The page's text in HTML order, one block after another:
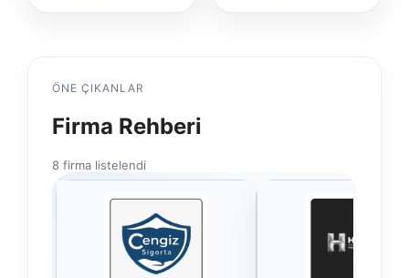
ÖNE ÇIKANLAR
Firma Rehberi
8 firma listelendi